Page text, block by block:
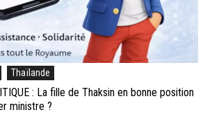
Thaïlande
: La fille de Thaksin en bonne position
ministre ?